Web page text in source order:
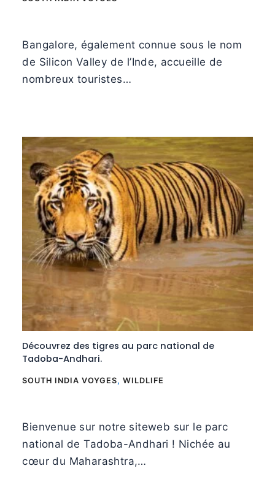
Bangalore, également connue sous le nom
de Silicon Valley de l’Inde, accueille de
nombreux touristes…
Découvrez des tigres au parc national de
Tadoba-Andhari.
SOUTH INDIA VOYGES,WILDLIFE
Bienvenue sur notre siteweb sur le parc
national de Tadoba-Andhari ! Nichée au
cœur du Maharashtra,…